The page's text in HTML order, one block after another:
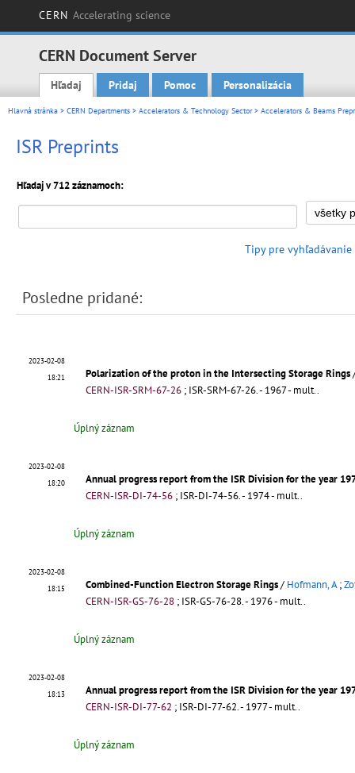
CERN Accelerating science
CERN Document Server
Main menu
Hľadaj Pridaj Pomoc Personalizácia
Hlavná stránka > CERN Departments > Accelerators & Technology Sector> Accelerators & Beams
ISR Preprints
Hľadaj v 712 záznamoch:
Tipy pre vyhľadávanie
Posledne pridané:
2023-02-08
18:21
Polarization of the proton in the Intersecting Storage Rings
CERN-ISR-SRM-67-26 ; ISR-SRM-67-26.- 1967 - mult..
Úplný záznam
2023-02-08
18:20
Annual progress report from the ISR Division for the year
CERN-ISR-DI-74-56 ; ISR-DI-74-56.- 1974 - mult..
Úplný záznam
2023-02-08
18:15
Combined-Function Electron Storage Rings/ Hofmann, A;
CERN-ISR-GS-76-28 ; ISR-GS-76-28.- 1976 - mult..
Úplný záznam
2023-02-08
18:13
Annual progress report from the ISR Division for the year
CERN-ISR-DI-77-62 ; ISR-DI-77-62.- 1977 - mult..
Úplný záznam